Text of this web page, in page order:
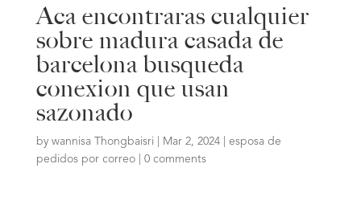
Aca encontraras cualquier
sobre madura casada de
barcelona busqueda
conexion que usan
sazonado
by wannisa Thongbaisri Mar 2, 2024| esposa de
pedidos por correo| 0 comments